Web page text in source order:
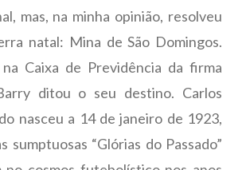
mas, na minha opinião, resolveu
natal: Mina de São Domingos.
Caixa de Previdência da firma
ditou o seu destino. Carlos
nasceu a 14 de janeiro de 1923,
sumptuosas “Glórias do Passado”